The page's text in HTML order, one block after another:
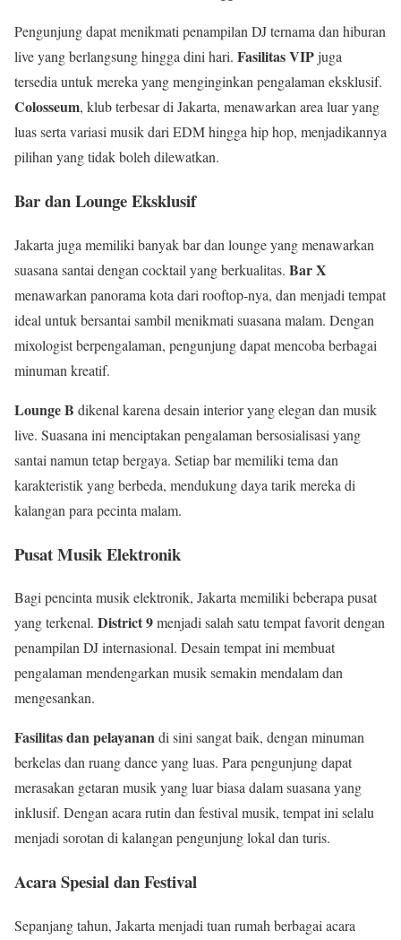
Pengunjung dapat menikmati penampilan DJ ternama dan hiburan
live yang berlangsung hingga dini hari. Fasilitas VIPjuga
tersedia untuk mereka yang menginginkan pengalaman eksklusif.
Colosseum, klub terbesar di Jakarta, menawarkan area luar yang
luas serta variasi musik dari EDM hingga hip hop, menjadikannya
pilihan yang tidak boleh dilewatkan.
Bar dan Lounge Eksklusif
Jakarta juga memiliki banyak bar dan lounge yang menawarkan
suasana santai dengan cocktail yang berkualitas. Bar X
menawarkan panorama kota dari rooftop-nya, dan menjadi tempat
ideal untuk bersantai sambil menikmati suasana malam. Dengan
mixologist berpengalaman, pengunjung dapat mencoba berbagai
minuman kreatif.
Lounge B dikenal karena desain interior yang elegan dan musik
live. Suasana ini menciptakan pengalaman bersosialisasi yang
santai namun tetap bergaya. Setiap bar memiliki tema dan
karakteristik yang berbeda, mendukung daya tarik mereka di
kalangan para pecinta malam.
Pusat Musik Elektronik
Bagi pencinta musik elektronik, Jakarta memiliki beberapa pusat
yang terkenal. District 9menjadi salah satu tempat favorit dengan
penampilan DJ internasional. Desain tempat ini membuat
pengalaman mendengarkan musik semakin mendalam dan
mengesankan.
Fasilitas dan pelayanandi sini sangat baik, dengan minuman
berkelas dan ruang dance yang luas. Para pengunjung dapat
merasakan getaran musik yang luar biasa dalam suasana yang
inklusif. Dengan acara rutin dan festival musik, tempat ini selalu
menjadi sorotan di kalangan pengunjung lokal dan turis.
Acara Spesial dan Festival
Sepanjang tahun, Jakarta menjadi tuan rumah berbagai acara